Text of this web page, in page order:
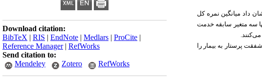
Download citation:
BibTeX | RIS | EndNote | Medlars | ProCite |
Reference Manager| RefWorks
Send citation to:
Mendeley
Zotero RefWorks
درصد، در حد بالا بود. همچنین نتایج نشان داد میانگین نمره کل
بودند. نتایج رگرسیون نشان داد تنها سه متغیر سابقه خدمت
پرستار به بیمار را